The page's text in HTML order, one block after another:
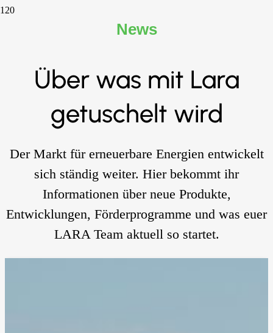
News
Über was mit Lara
getuschelt wird
Der Markt für erneuerbare Energien entwickelt
sich ständig weiter. Hier bekommt ihr
Informationen über neue Produkte,
Entwicklungen, Förderprogramme und was euer
LARA Team aktuell so startet.